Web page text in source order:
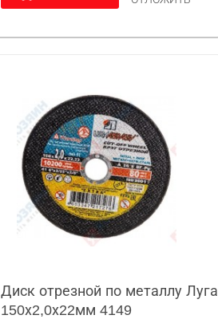
Диск отрезной по металлу Луга
150х2,0х22мм 4149